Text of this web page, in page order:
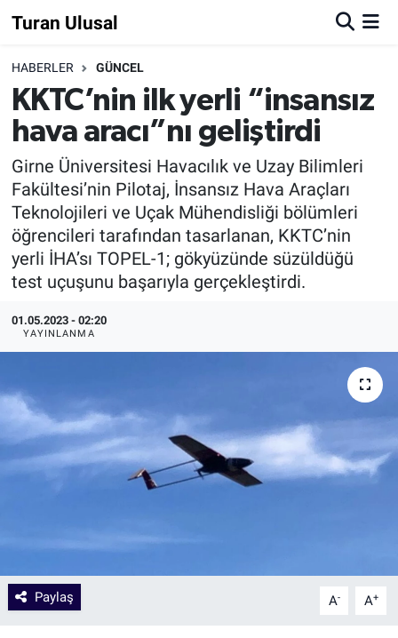
Turan Ulusal
HABERLER GÜNCEL
KKTC’nin ilk yerli “insansız
hava aracı”nı geliştirdi
Girne Üniversitesi Havacılık ve Uzay Bilimleri
Fakültesi’nin Pilotaj, İnsansız Hava Araçları
Teknolojileri ve Uçak Mühendisliği bölümleri
öğrencileri tarafından tasarlanan, KKTC’nin
yerli İHA’sı TOPEL-1; gökyüzünde süzüldüğü
test uçuşunu başarıyla gerçekleştirdi.
01.05.2023 - 02:20
YAYINLANMA
Paylaş A- A+